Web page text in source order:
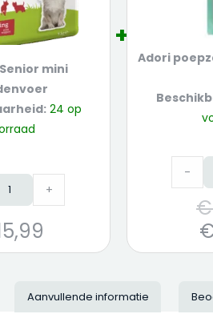
mini
24 op
+
Adori
-
€
Aanvullende informatie